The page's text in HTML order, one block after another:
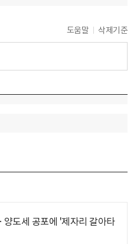
도움말 삭제기준
도세 공포에 '제자리 갈아타